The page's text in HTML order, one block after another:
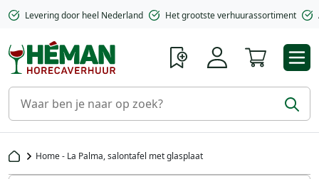
Levering door heel Nederland Het grootste verhuurassortiment
Home - La Palma, salontafel met glasplaat